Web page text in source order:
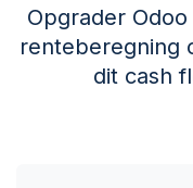
Opgrader
renteberegning
dit cash